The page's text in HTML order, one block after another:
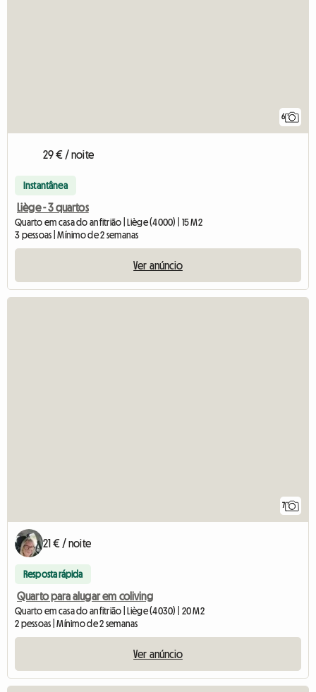
6
29 € / noite
Instantânea
Liège - 3 quartos
Quarto em casa do anfitrião | Liège (4000) | 15 M2
3 pessoas | Mínimo de 2 semanas
Ver anúncio
7
21 € / noite
Resposta rápida
Quarto para alugar em coliving
Quarto em casa do anfitrião | Liège (4030) | 20 M2
2 pessoas | Mínimo de 2 semanas
Ver anúncio